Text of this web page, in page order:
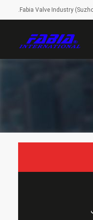
Fabia Valve Industry